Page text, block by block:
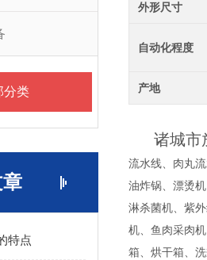
分类
特点
外形尺寸
自动化程度
产地
诸城市
流水线、肉丸
油炸锅、漂烫
淋杀菌机、紫
机、鱼肉采肉
箱、烘干箱、